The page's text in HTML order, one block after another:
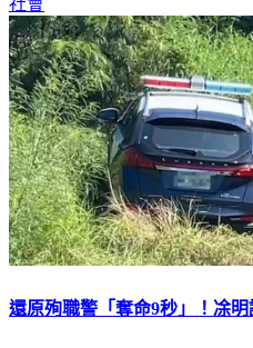
還原殉職警「奪命9秒」！凃